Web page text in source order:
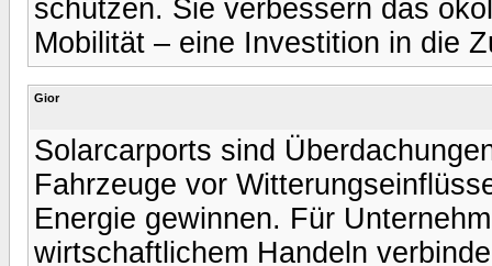
schützen. Sie verbessern das
Mobilität – eine Investition in die
Gior
Solarcarports sind
Fahrzeuge vor
Energie gewinnen. Für
wirtschaftlichem Handeln